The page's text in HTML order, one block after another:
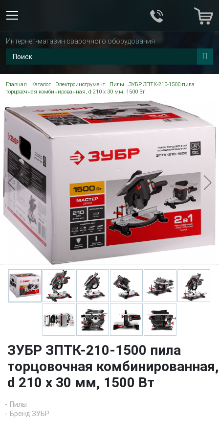
Интернет-магазин сварочного оборудования
Главная Каталог Электроинструмент Пилы
ЗУБР ЗПТК-210-1500 пила
торцовочная комбинированная, d 210 х 30 мм, 1500 Вт
ЗУБР ЗПТК-210-1500 пила
торцовочная комбинированная,
d 210 х 30 мм, 1500 Вт
Пилы
Бренд ЗУБР